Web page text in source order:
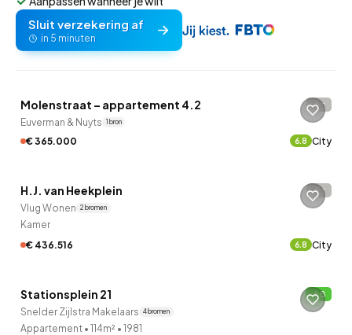
Sluit verzekering af
in 5 minuten
Molenstraat – appartement 4.2 -
Euverman & Nuyts 1 bron
€ 365.000 6.8 City
H.J. van Heekplein -
Vlug Wonen 2 bronnen
Kamer
€ 436.516
6.8 City
Stationsplein 21 B
Snelder Zijlstra Makelaars 4 bronnen
Appartement • 114m² • 1981